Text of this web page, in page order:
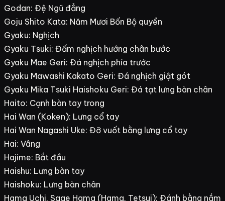
Godan: Đệ Ngũ đẳng
Goju Shito Kata: Năm Mươi Bốn Bộ quyền
Gyaku: Nghịch
Gyaku Tsuki: Đấm nghịch hướng chân bước
Gyaku Mae Geri: Đá nghịch phía trước
Gyaku Mawashi Kakato Geri: Đá nghịch giật gót
Gyaku Mika Tsuki Haishoku Geri: Đá tạt lưng bàn chân
Haito: Cạnh bàn tay trong
Hai Wan (Koken): Lưng cổ tay
Hai Wan Nagashi Uke: Đỡ vuốt bằng lưng cổ tay
Hai: Vâng
Hajime: Bắt đầu
Haishu: Lưng bàn tay
Haishoku: Lưng bàn chân
Hama Uchi, Sage Hama (Hama, Tetsui): Đánh bằng nắm